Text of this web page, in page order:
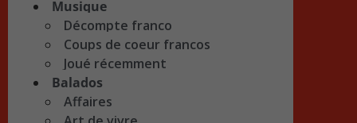
Musique
Décompte franco
Coups de coeur francos
Joué récemment
Balados
Affaires